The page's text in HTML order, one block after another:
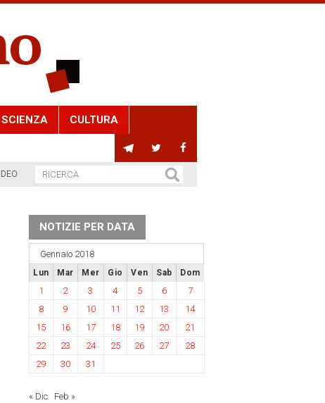
SCIENZA CULTURA
NOTIZIE PER DATA
Gennaio 2018
Lun Mar Mer Gio Ven Sab Dom
1 2 3 4 5 6
7
8
9 10 11 12 13
14
15
16 17 18 19 20
21
22
23 24 25 26 27
28
29
30 31
« Dic Feb »